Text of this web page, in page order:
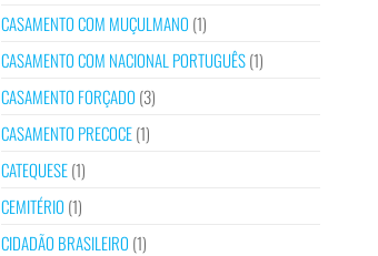
CASAMENTO COM MUÇULMANO (1)
CASAMENTO COM NACIONAL PORTUGUÊS(1)
CASAMENTO FORÇADO (3)
CASAMENTO PRECOCE(1)
CATEQUESE(1)
CEMITÉRIO (1)
CIDADÃO BRASILEIRO (1)